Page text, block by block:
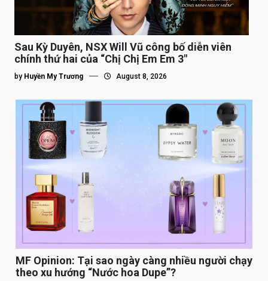
Sau Kỳ Duyên, NSX Will Vũ công bố diễn viên
chính thứ hai của “Chị Chị Em Em 3″
by Huyền My Trương August 8, 2026
MF Opinion: Tại sao ngày càng nhiều người chạy
theo xu hướng “Nước hoa Dupe”?